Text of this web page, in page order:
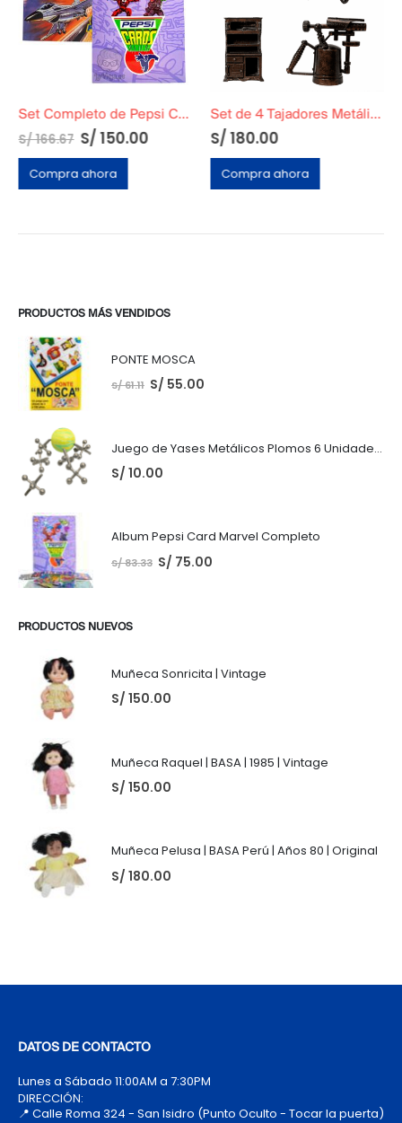
Set Completo de Pepsi Card Marvel + Pepsi Card DC + Micas + Todas las cards
S/166.67 S/150.00
Compra ahora
Set de 4 Tajadores Metálicos Originales
S/180.00
Compra ahora
PRODUCTOS MÁS VENDIDOS
PONTE MOSCA
S/61.11 S/ 55.00
Juego de Yases Metálicos Plomos 6 Unidades + Pelota de Goma (En Bolsita Lista para Regalar)
S/ 10.00
Album Pepsi Card Marvel Completo
S/83.33 S/ 75.00
PRODUCTOS NUEVOS
Muñeca Sonricita | Vintage
S/ 150.00
Muñeca Raquel | BASA | 1985 | Vintage
S/ 150.00
Muñeca Pelusa | BASA Perú | Años 80 | Original
S/ 180.00
DATOS DE CONTACTO
Lunes a Sábado 11:00AM a 7:30PM
DIRECCIÓN:
📍 Calle Roma 324 - San Isidro (Punto Oculto - Tocar la puerta)